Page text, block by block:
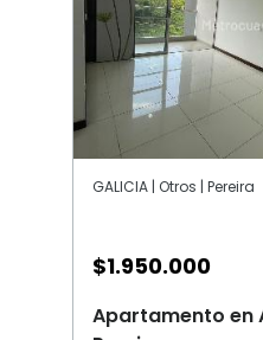
GALICIA | Otros | Pereira
$1.950.000
Apartamento en